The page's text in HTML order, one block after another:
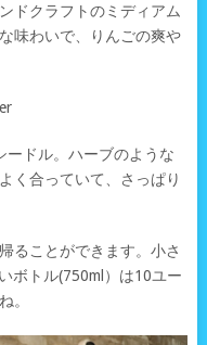
ドクラフトのミディアム
味わいで、りんごの爽や
ードル。ハーブのような
く合っていて、さっぱり
ることができます。小さ
ボトル(750ml）は10ユー
。